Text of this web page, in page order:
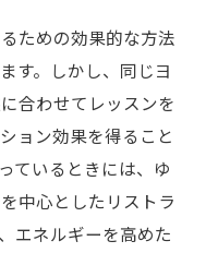
ための効果的な方法
す。しかし、同じヨ
合わせてレッスンを
ョン効果を得ること
ているときには、ゆ
中心としたリストラ
エネルギーを高めた